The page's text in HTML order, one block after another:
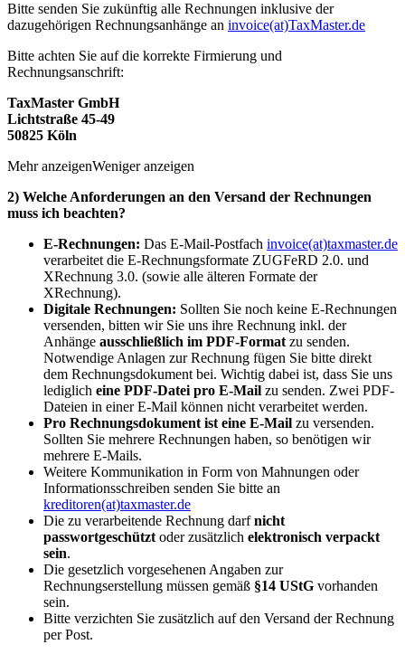
Bitte senden Sie zukünftig alle Rechnungen inklusive der
dazugehörigen Rechnungsanhänge an invoice(at)TaxMaster.de
Bitte achten Sie auf die korrekte Firmierung und
Rechnungsanschrift:
TaxMaster GmbH
Lichtstraße 45-49
50825 Köln
Mehr anzeigenWeniger anzeigen
2) Welche Anforderungen an den Versand der Rechnungen
muss ich beachten?
E-Rechnungen: Das E-Mail-Postfach invoice(at)taxmaster.de
verarbeitet die E-Rechnungsformate ZUGFeRD 2.0. und
XRechnung 3.0. (sowie alle älteren Formate der
XRechnung).
Digitale Rechnungen: Sollten Sie noch keine E-Rechnungen
versenden, bitten wir Sie uns ihre Rechnung inkl. der
Anhänge ausschließlich im PDF-Format zu senden.
Notwendige Anlagen zur Rechnung fügen Sie bitte direkt
dem Rechnungsdokument bei. Wichtig dabei ist, dass Sie uns
lediglich eine PDF-Datei pro E-Mail zu senden. Zwei PDF-
Dateien in einer E-Mail können nicht verarbeitet werden.
Pro Rechnungsdokument ist eine E-Mail zu versenden.
Sollten Sie mehrere Rechnungen haben, so benötigen wir
mehrere E-Mails.
Weitere Kommunikation in Form von Mahnungen oder
Informationsschreiben senden Sie bitte an
kreditoren(at)taxmaster.de
Die zu verarbeitende Rechnung darfnicht
passwortgeschützt oder zusätzlich elektronisch verpackt
sein.
Die gesetzlich vorgesehenen Angaben zur
Rechnungserstellung müssen gemäß §14 UStG vorhanden
sein.
Bitte verzichten Sie zusätzlich auf den Versand der Rechnung
per Post.